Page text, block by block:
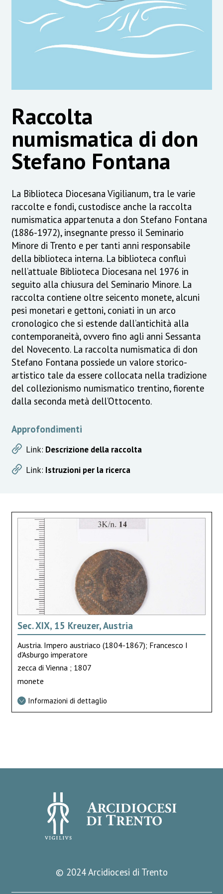
Raccolta
numismatica di don
Stefano Fontana
La Biblioteca Diocesana Vigilianum, tra le varie
raccolte e fondi, custodisce anche la raccolta
numismatica appartenuta a don Stefano Fontana
(1886-1972), insegnante presso il Seminario
Minore di Trento e per tanti anni responsabile
della biblioteca interna. La biblioteca confluì
nell’attuale Biblioteca Diocesana nel 1976 in
seguito alla chiusura del Seminario Minore. La
raccolta contiene oltre seicento monete, alcuni
pesi monetari e gettoni, coniati in un arco
cronologico che si estende dall’antichità alla
contemporaneità, ovvero fino agli anni Sessanta
del Novecento. La raccolta numismatica di don
Stefano Fontana possiede un valore storico-
artistico tale da essere collocata nella tradizione
del collezionismo numismatico trentino, fiorente
dalla seconda metà dell’Ottocento.
Approfondimenti
Link: Descrizione della raccolta
Link: Istruzioni per la ricerca
Sec. XIX, 15 Kreuzer, Austria
Austria. Impero austriaco (1804-1867); Francesco I
d'Asburgo imperatore
zecca di Vienna ; 1807
monete
Informazioni di dettaglio
© 2024 Arcidiocesi di Trento